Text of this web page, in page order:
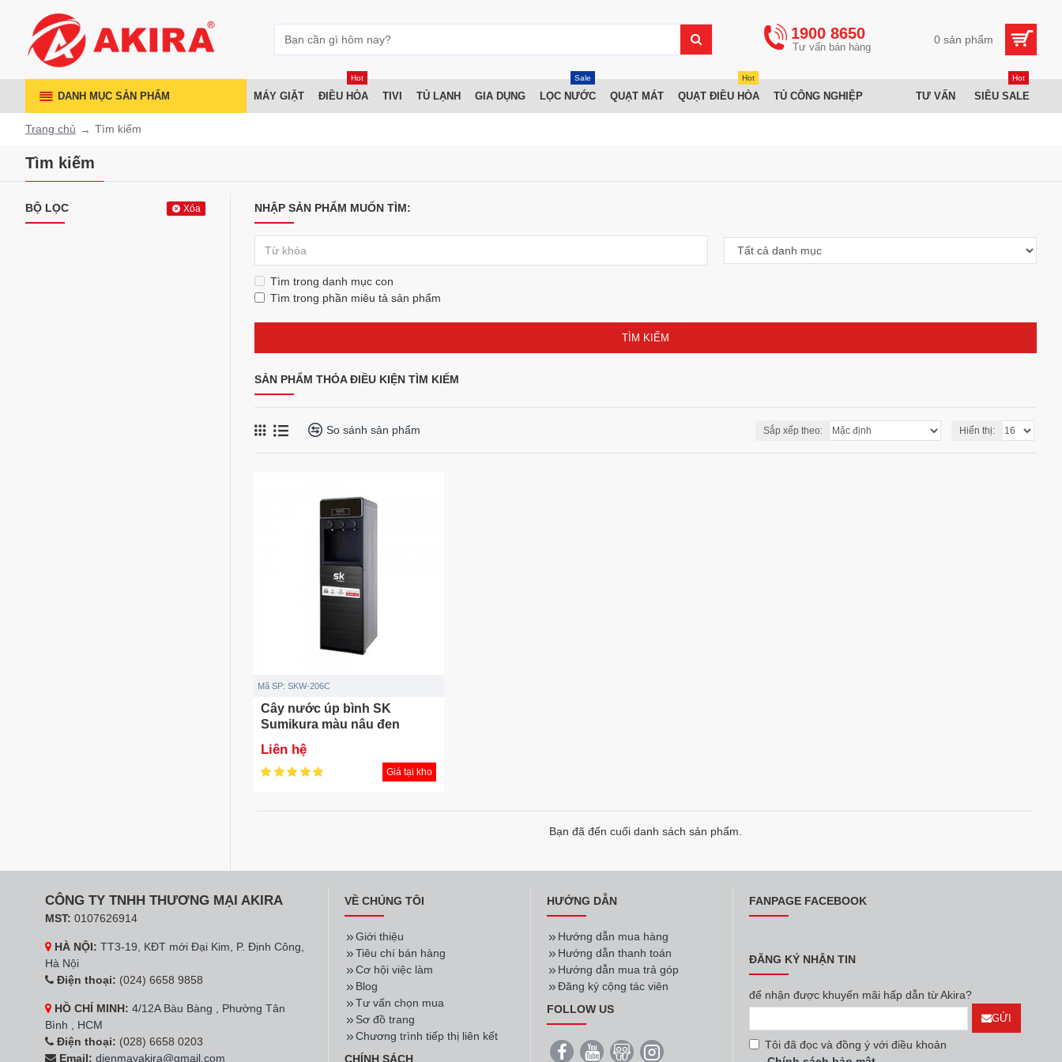
1900 8650 0 sản phẩm
DANH MỤC SẢN PHẨM MÁY GIẶT ĐIỀU HÒA
Hot
TIVI TỦ LẠNH GIA DỤNG LỌC NƯỚC
Sale
QUẠT MÁT QUẠT ĐIỀU HÒA
Hot
TỦ CÔNG NGHIỆP TƯ VẤN SIÊU SALE
Hot
Trang chủ Tìm kiếm
Tìm kiếm
BỘ LỌC Xóa NHẬP SẢN PHẨM MUỐN TÌM:
Tìm trong danh mục con
Tìm trong phần miêu tả sản phẩm
TÌM KIẾM
SẢN PHẨM THỎA ĐIỀU KIỆN TÌM KIẾM
So sánh sản phẩm Sắp xếp theo: Hiển thị:
Mã SP: SKW-206C
Cây nước úp bình SK
Sumikura màu nâu đen
Liên hệ
Giá tại kho
Bạn đã đến cuối danh sách sản phẩm.
CÔNG TY TNHH THƯƠNG MẠI AKIRA
MST: 0107626914
HÀ NỘI: TT3-19, KĐT mới Đại Kim, P. Định Công,
Hà Nội
Điện thoại: (024) 6658 9858
HỒ CHÍ MINH: 4/12A Bàu Bàng , Phường Tân
Bình , HCM
Điện thoại: (028) 6658 0203
Email: dienmayakira@gmail.com
VỀ CHÚNG TÔI
Giới thiệu
Tiêu chí bán hàng
Cơ hội việc làm
Blog
Tư vấn chọn mua
Sơ đồ trang
Chương trình tiếp thị liên kết
CHÍNH SÁCH
HƯỚNG DẪN
Hướng dẫn mua hàng
Hướng dẫn thanh toán
Hướng dẫn mua trả góp
Đăng ký cộng tác viên
FOLLOW US
FANPAGE FACEBOOK
ĐĂNG KÝ NHẬN TIN
để nhận được khuyến mãi hấp dẫn từ Akira?
GỬI
Tôi đã đọc và đồng ý với điều khoản